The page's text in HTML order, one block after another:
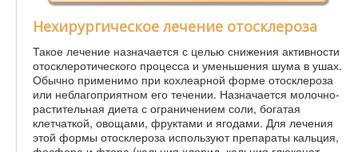
Нехирургическое лечение отосклероза
Такое лечение назначается с целью снижения активности
отосклеротического процесса и уменьшения шума в ушах.
Обычно применимо при кохлеарной форме отосклероза
или неблагоприятном его течении. Назначается молочно-
растительная диета с ограничением соли, богатая
клетчаткой, овощами, фруктами и ягодами. Для лечения
этой формы отосклероза используют препараты кальция,